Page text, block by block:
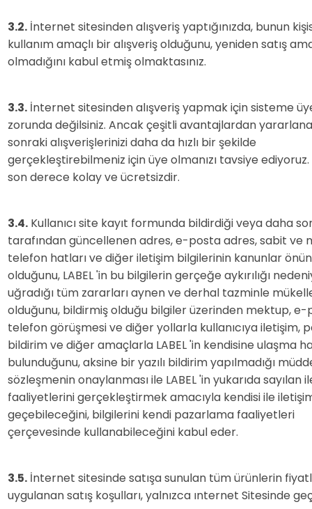
3.2. İnternet sitesinden alışveriş yaptığınızda, bunun
kullanım amaçlı bir alışveriş olduğunu, yeniden satış
olmadığını kabul etmiş olmaktasınız.
3.3. İnternet sitesinden alışveriş yapmak için sisteme
zorunda değilsiniz. Ancak çeşitli avantajlardan
sonraki alışverişlerinizi daha da hızlı bir şekilde
gerçekleştirebilmeniz için üye olmanızı tavsiye
son derece kolay ve ücretsizdir.
3.4. Kullanıcı site kayıt formunda bildirdiği veya daha
tarafından güncellenen adres, e-posta adres, sabit ve
telefon hatları ve diğer iletişim bilgilerinin kanunlar
olduğunu, LABEL 'in bu bilgilerin gerçeğe aykırılığı
uğradığı tüm zararları aynen ve derhal tazminle
olduğunu, bildirmiş olduğu bilgiler üzerinden mektup, e-
telefon görüşmesi ve diğer yollarla kullanıcıya iletişim,
bildirim ve diğer amaçlarla LABEL 'in kendisine ulaşma
bulunduğunu, aksine bir yazılı bildirim yapılmadığı
sözleşmenin onaylanması ile LABEL 'in yukarıda sayılan
faaliyetlerini gerçekleştirmek amacıyla kendisi ile
geçebileceğini, bilgilerini kendi pazarlama faaliyetleri
çerçevesinde kullanabileceğini kabul eder.
3.5. İnternet sitesinde satışa sunulan tüm ürünlerin
uygulanan satış koşulları, yalnızca ınternet Sitesinde